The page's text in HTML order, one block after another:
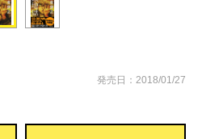
発売日：2018/01/27